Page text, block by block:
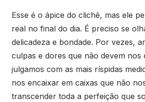
Esse é o ápice do clichê, mas ele
real no final do dia. É preciso se
delicadeza e bondade. Por vezes,
culpas e dores que não devem nos
julgamos com as mais ríspidas
nos encaixar em caixas que não
transcender toda a perfeição que